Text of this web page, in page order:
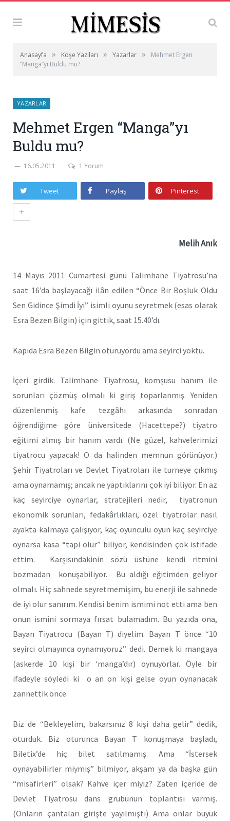
Anasayfa » Köşe Yazıları » Yazarlar »
Mehmet Ergen
“Manga”yı Buldu mu?
YAZARLAR
Mehmet Ergen “Manga”yı
Buldu mu?
16.05.2011 1 Yorum
Tweet Paylaş Pinterest
+
Melih Anık
14 Mayıs 2011 Cumartesi günü Talimhane Tiyatrosu’na
saat 16’da başlayacağı ilân edilen “Önce Bir Boşluk Oldu
Sen Gidince Şimdi İyi” isimli oyunu seyretmek (esas olarak
Esra Bezen Bilgin) için gittik, saat 15.40’dı.
Kapıda Esra Bezen Bilgin oturuyordu ama seyirci yoktu.
İçeri girdik. Talimhane Tiyatrosu, komşusu hanım ile
sorunları çözmüş olmalı ki giriş toparlanmış. Yeniden
düzenlenmiş kafe tezgâhı arkasında sonradan
öğrendiğime göre üniversitede (Hacettepe?) tiyatro
eğitimi almış bir hanım vardı. (Ne güzel, kahvelerimizi
tiyatrocu yapacak! O da halinden memnun görünüyor.)
Şehir Tiyatroları ve Devlet Tiyatroları ile turneye çıkmış
ama oynamamış; ancak ne yaptıklarını çok iyi biliyor. En az
kaç seyirciye oynarlar, stratejileri nedir, tiyatronun
ekonomik sorunları, fedakârlıkları, özel tiyatrolar nasıl
ayakta kalmaya çalışıyor, kaç oyunculu oyun kaç seyirciye
oynarsa kasa “tapi olur” biliyor, kendisinden çok istifade
ettim. Karşısındakinin sözü üstüne kendi ritmini
bozmadan konuşabiliyor. Bu aldığı eğitimden geliyor
olmalı. Hiç sahnede seyretmemişim, bu enerji ile sahnede
de iyi olur sanırım. Kendisi benim ismimi not etti ama ben
onun ismini sormaya fırsat bulamadım. Bu yazıda ona,
Bayan Tiyatrocu (Bayan T) diyelim. Bayan T önce “10
seyirci olmayınca oynamıyoruz” dedi. Demek ki mangaya
(askerde 10 kişi bir ‘manga’dır) oynuyorlar. Öyle bir
ifadeyle söyledi ki o an on kişi gelse oyun oynanacak
zannettik önce.
Biz de “Bekleyelim, bakarsınız 8 kişi daha gelir” dedik,
oturduk. Biz oturunca Bayan T konuşmaya başladı,
Biletix’de hiç bilet satılmamış. Ama “İstersek
oynayabilirler miymiş” bilmiyor, akşam ya da başka gün
“misafirleri” olsak? Kahve içer miyiz? Zaten içeride de
Devlet Tiyatrosu dans grubunun toplantısı varmış.
(Onların çantaları girişte yayılmıştı) Ama onlar büyük